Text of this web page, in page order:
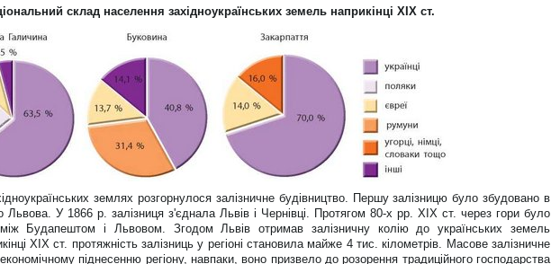
склад населення західноукраїнських земель наприкінці XIX ст.
землях розгорнулося залізничне будівництво. Першу залізницю було збудовано в
У 1866 р. залізниця з'єднала Львів і Чернівці. Протягом 80-х рр. ХІХ ст. через гори було
Будапештом і Львовом. Згодом Львів отримав залізничну колію до українських земель
ХІХ ст. протяжність залізниць у регіоні становила майже 4 тис. кілометрів. Масове залізничне
піднесенню регіону, навпаки, воно призвело до розорення традиційного господарства